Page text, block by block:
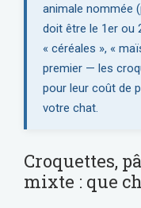
animale nommée
doit être le 1er ou
« céréales », «
premier — les
pour leur coût de
votre chat.
Croquettes,
mixte : que